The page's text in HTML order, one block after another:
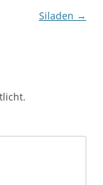
Siladen →